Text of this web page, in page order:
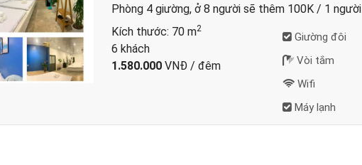
Phòng 4 giường, ở 8 người sẽ thêm 100K / 1 người
Kích thước: 70 m2
6 khách
1.580.000VNĐ / đêm
Giường đôi
Vòi tắm
Wifi
Máy lạnh